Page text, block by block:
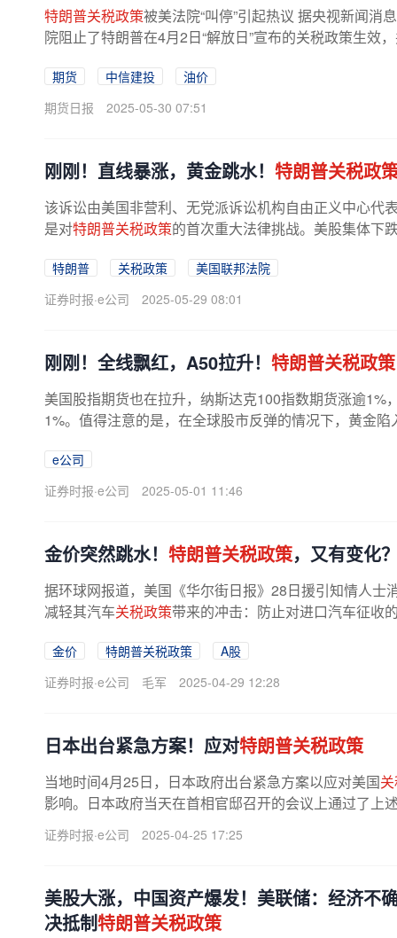
特朗普关税政策被美法院“叫停”引起热议 据央视新闻消
院阻止了特朗普在4月2日“解放日”宣布的关税政策生效
期货 中信建投
油价
期货日报
2025-05-30 07:51
刚刚！直线暴涨，黄金跳水！ 特朗普关税政
该诉讼由美国非营利、无党派诉讼机构自由正义中心代
是对特朗普关税政策的首次重大法律挑战。美股集体下
特朗普 关税政策
美国联邦法院
证券时报·e公司
2025-05-29 08:01
刚刚！全线飘红，A50拉升！ 特朗普关税政策
美国股指期货也在拉升，纳斯达克100指数期货涨逾1%
1%。值得注意的是，在全球股市反弹的情况下，黄金
e公司
证券时报·e公司
2025-05-01 11:46
金价突然跳水！ 特朗普关税政策，又有变化
据环球网报道，美国《华尔街日报》28日援引知情人士
减轻其汽车关税政策带来的冲击：防止对进口汽车征收
金价 特朗普关税政策
A股
证券时报·e公司
毛军 2025-04-29 12:28
日本出台紧急方案！应对特朗普关税政策
当地时间4月25日，日本政府出台紧急方案以应对美国
影响。日本政府当天在首相官邸召开的会议上通过了上
询制度、加强对企业融资的支持、...
证券时报·e公司 2025-04-25 17:25
美股大涨，中国资产爆发！美联储：经济不
决抵制特朗普关税政策